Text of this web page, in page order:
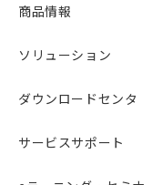
商品情報
ソリューション
ダウンロードセンタ
サービスサポート